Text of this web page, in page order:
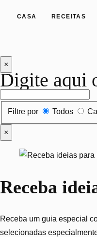
CASA RECEITAS
×
Digite aqui
Filtrar por tipo de
Filtre por Todos
×
Receba
Receba um guia especial
selecionadas